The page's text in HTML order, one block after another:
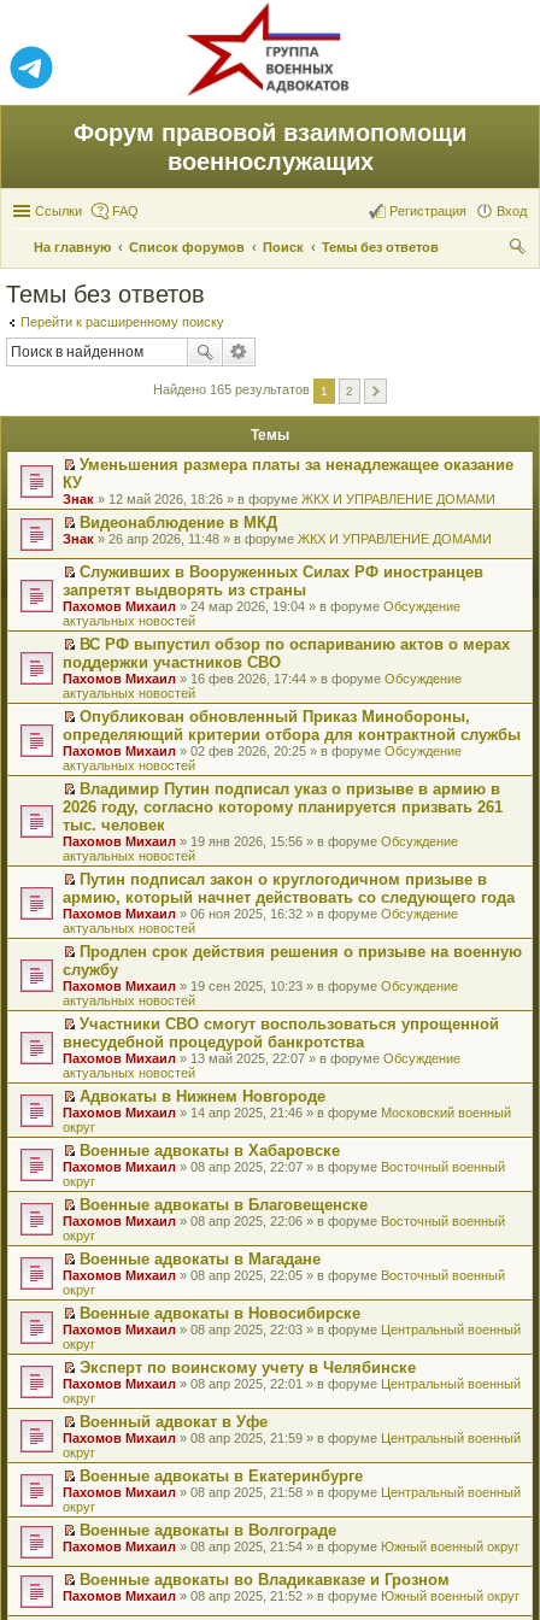
Форум правовой взаимопомощи
военнослужащих
Ссылки FAQ Вход
Регистрация
На главную Список форумов Поиск
Темы без ответов
Темы без ответов
Перейти к расширенному поиску
Найдено 165 результатов 1 2
Темы
П
е
р
е
й
и
к
п
е
р
в
о
м
у
н
е
п
р
о
ч
и
т
а
н
н
о
м
у
с
о
о
б
щ
е
н
и
ю
Уменьшения размера платы за ненадлежащее оказание
КУ
Знак » 12 май 2026, 18:26 » в форуме ЖКХ И УПРАВЛЕНИЕ ДОМАМИ
П
р
е
й
т
и
к
п
е
р
в
о
м
у
н
е
п
р
о
ч
и
т
а
н
н
о
м
у
с
о
о
б
щ
е
н
и
ю
Видеонаблюдение в МКД
Знак » 26 апр 2026, 11:48 » в форуме ЖКХ И УПРАВЛЕНИЕ ДОМАМИ
П
е
р
е
й
т
и
к
п
е
р
в
о
м
у
н
е
п
р
о
ч
и
т
а
н
н
о
м
у
с
о
о
б
щ
е
н
и
ю
Служивших в Вооруженных Силах РФ иностранцев
запретят выдворять из страны
Пахомов Михаил » 24 мар 2026, 19:04 » в форуме Обсуждение
актуальных новостей
П
е
р
е
й
т
и
к
п
е
р
в
о
м
у
н
е
п
р
о
ч
и
т
а
н
н
о
м
у
с
о
о
б
щ
е
н
и
ю
ВС РФ выпустил обзор по оспариванию актов о мерах
поддержки участников СВО
Пахомов Михаил » 16 фев 2026, 17:44 » в форуме Обсуждение
актуальных новостей
П
е
р
е
й
т
и
к
п
е
р
в
о
м
у
н
е
п
р
о
ч
и
т
а
н
н
о
м
у
с
о
о
б
щ
е
н
и
ю
Опубликован обновленный Приказ Минобороны,
определяющий критерии отбора для контрактной службы
Пахомов Михаил » 02 фев 2026, 20:25 » в форуме Обсуждение
актуальных новостей
П
е
р
е
й
т
и
к
п
е
р
в
о
м
у
н
е
п
р
о
ч
и
т
а
н
н
о
м
у
с
о
о
б
щ
е
н
и
ю
Владимир Путин подписал указ о призыве в армию в
2026 году, согласно которому планируется призвать 261
тыс. человек
Пахомов Михаил » 19 янв 2026, 15:56 » в форуме Обсуждение
актуальных новостей
П
е
р
е
й
т
и
к
п
е
р
в
о
м
у
н
е
п
р
о
ч
и
т
а
н
н
о
м
у
с
о
о
б
щ
е
н
и
ю
Путин подписал закон о круглогодичном призыве в
армию, который начнет действовать со следующего года
Пахомов Михаил » 06 ноя 2025, 16:32 » в форуме Обсуждение
актуальных новостей
П
е
р
е
й
т
и
к
п
е
р
в
о
м
у
н
е
п
р
о
ч
и
т
а
н
н
о
м
у
с
о
о
б
щ
е
н
и
ю
Продлен срок действия решения о призыве на военную
службу
Пахомов Михаил » 19 сен 2025, 10:23 » в форуме Обсуждение
актуальных новостей
П
е
р
е
й
т
и
к
п
е
р
в
о
м
у
н
е
п
р
о
ч
и
т
а
н
н
о
м
у
с
о
о
б
щ
е
н
ю
Участники СВО смогут воспользоваться упрощенной
внесудебной процедурой банкротства
Пахомов Михаил » 13 май 2025, 22:07 » в форуме Обсуждение
актуальных новостей
П
е
р
е
й
т
и
к
п
е
р
в
о
м
у
н
е
п
р
о
ч
и
т
а
н
н
о
м
у
с
о
б
щ
е
н
Адвокаты в Нижнем Новгороде
Пахомов Михаил » 14 апр 2025, 21:46 » в форуме Московский военный
округ
П
е
р
е
й
т
и
к
п
е
р
в
о
м
у
н
е
п
р
о
ч
и
т
а
н
н
о
м
у
с
о
Военные адвокаты в Хабаровске
Пахомов Михаил » 08 апр 2025, 22:07 » в форуме Восточный военный
округ
П
е
р
е
й
т
и
к
п
е
р
в
о
м
у
н
е
п
р
о
ч
и
т
а
н
н
о
Военные адвокаты в Благовещенске
Пахомов Михаил » 08 апр 2025, 22:06 » в форуме Восточный военный
округ
П
е
р
е
й
т
и
к
п
е
р
в
о
м
у
н
е
п
р
о
и
т
а
Военные адвокаты в Магадане
Пахомов Михаил » 08 апр 2025, 22:05 » в форуме Восточный военный
округ
П
е
р
е
й
т
и
к
п
е
р
в
о
м
у
н
п
р
о
ч
Военные адвокаты в Новосибирске
Пахомов Михаил » 08 апр 2025, 22:03 » в форуме Центральный военный
округ
П
е
р
е
й
т
и
к
п
е
р
в
о
м
у
н
Эксперт по воинскому учету в Челябинске
Пахомов Михаил » 08 апр 2025, 22:01 » в форуме Центральный военный
округ
П
е
р
е
й
т
и
к
п
е
р
в
Военный адвокат в Уфе
Пахомов Михаил » 08 апр 2025, 21:59 » в форуме Центральный военный
округ
П
е
р
е
й
и
к
п
Военные адвокаты в Екатеринбурге
Пахомов Михаил » 08 апр 2025, 21:58 » в форуме Центральный военный
округ
П
р
е
й
т
Военные адвокаты в Волгограде
Пахомов Михаил » 08 апр 2025, 21:54 » в форуме Южный военный округ
П
Военные адвокаты во Владикавказе и Грозном
Пахомов Михаил » 08 апр 2025, 21:52 » в форуме Южный военный округ